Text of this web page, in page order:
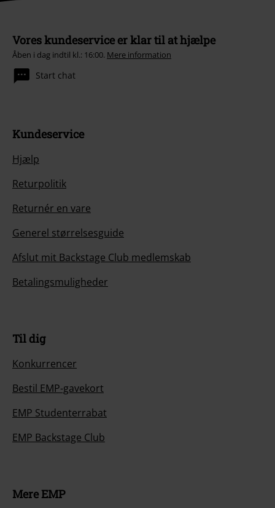
Vores kundeservice er klar til at hjælpe
Åben i dag indtil kl.: 16:00. Mere information
Start chat
Kundeservice
Hjælp
Returpolitik
Returnér en vare
Generel størrelsesguide
Afslut mit Backstage Club medlemskab
Betalingsmuligheder
Til dig
Konkurrencer
Bestil EMP-gavekort
EMP Studenterrabat
EMP Backstage Club
Mere EMP